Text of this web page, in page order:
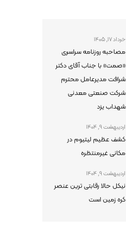
خرداد 17, 1405
مصاحبه روزنامه سراسری
«صمت» با جناب آقای دکتر
شرافت مدیرعامل محترم
شرکت صنعتی معدنی
شهداب یزد
اردیبهشت 9, 1404
کشف عظیم لیتیوم در
مکانی غیرمنتظره
اردیبهشت 9, 1404
نیکل حالا رقابتی ترین عنصر
کره زمین است